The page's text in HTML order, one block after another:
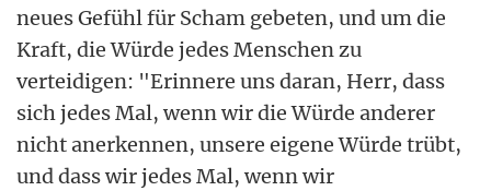
neues Gefühl für Scham gebeten, und um die
Kraft, die Würde jedes Menschen zu
verteidigen: "Erinnere uns daran, Herr, dass
sich jedes Mal, wenn wir die Würde anderer
nicht anerkennen, unsere eigene Würde trübt,
und dass wir jedes Mal, wenn wir